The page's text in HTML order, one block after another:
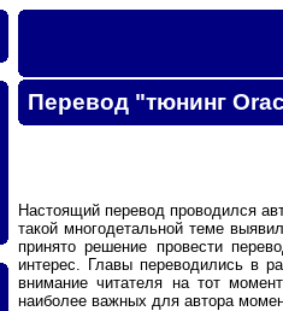
Перевод "тюнинг
Настоящий перевод проводился
такой многодетальной теме
принято решение провести
интерес. Главы переводились в
внимание читателя на тот
наиболее важных для автора